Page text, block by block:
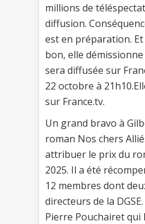
millions de
diffusion.
est en préparation. Et
bon, elle démissionne
sera diffusée sur
22 octobre à
sur France.tv.
Un grand bravo à
roman Nos chers
attribuer le prix du
2025. Il a été
12 membres dont
directeurs de la
Pierre Pouchairet qui